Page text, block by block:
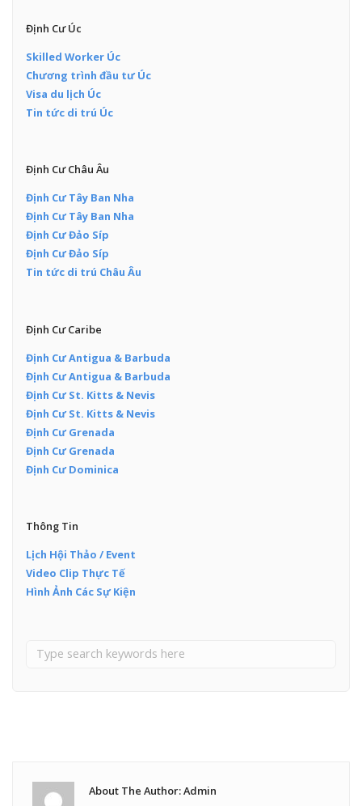
Định Cư Úc
Skilled Worker Úc
Chương trình đầu tư Úc
Visa du lịch Úc
Tin tức di trú Úc
Định Cư Châu Âu
Định Cư Tây Ban Nha
Định Cư Tây Ban Nha
Định Cư Đảo Síp
Định Cư Đảo Síp
Tin tức di trú Châu Âu
Định Cư Caribe
Định Cư Antigua & Barbuda
Định Cư Antigua & Barbuda
Định Cư St. Kitts & Nevis
Định Cư St. Kitts & Nevis
Định Cư Grenada
Định Cư Grenada
Định Cư Dominica
Thông Tin
Lịch Hội Thảo / Event
Video Clip Thực Tế
Hình Ảnh Các Sự Kiện
About The Author: Admin